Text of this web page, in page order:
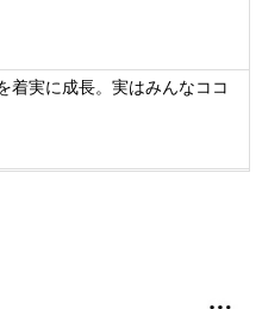
着実に成長。実はみんなココ